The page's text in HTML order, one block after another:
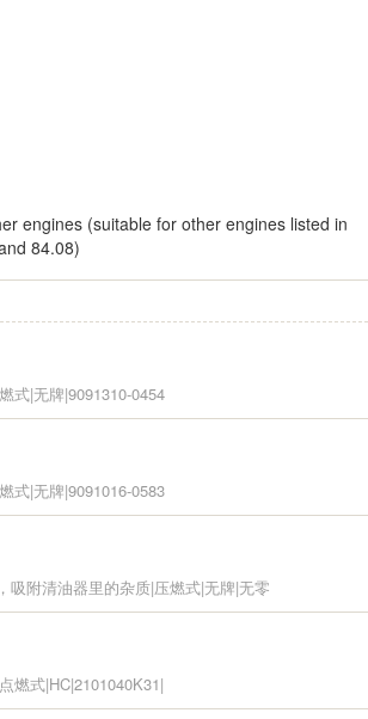
engines (suitable for other engines listed in
84.08)
式|无牌|9091310-0454
式|无牌|9091016-0583
吸附清油器里的杂质|压燃式|无牌|无零
燃式|HC|2101040K31|